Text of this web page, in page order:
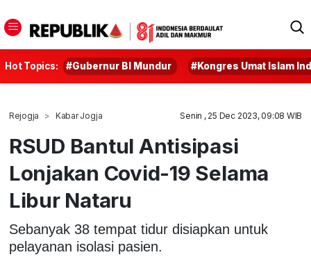
Hot Topics: #Gubernur BI Mundur #Kongres Umat Islam
Rejogja Kabar Jogja Senin , 25 Dec 2023, 09:08 WIB
RSUD Bantul Antisipasi
Lonjakan Covid-19 Selama
Libur Nataru
Sebanyak 38 tempat tidur disiapkan untuk
pelayanan isolasi pasien.